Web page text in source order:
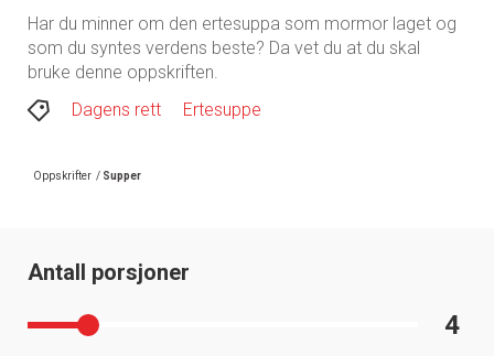
Har du minner om den ertesuppa som mormor laget og
som du syntes verdens beste? Da vet du at du skal
bruke denne oppskriften.
Dagens rett
Ertesuppe
Oppskrifter / Supper
Antall porsjoner
4